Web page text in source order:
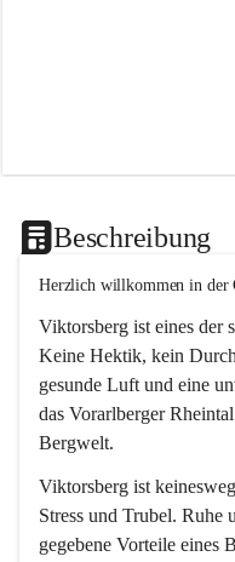
Beschreibung
Herzlich willkommen in der
Viktorsberg ist eines der
Keine Hektik, kein
gesunde Luft und eine
das Vorarlberger
Bergwelt.
Viktorsberg ist
Stress und Trubel. Ruhe
gegebene Vorteile eines